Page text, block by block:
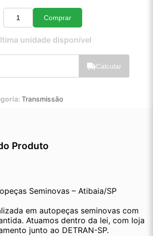
Quantidade
Comprar
unidade disponível
Calcular
Transmissão
Produto
Seminovas – Atibaia/SP
em autopeças seminovas com
Atuamos dentro da lei, com loja
junto ao DETRAN-SP.